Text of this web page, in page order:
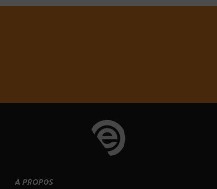
Vous souhaitez un autre produit ou
service ?
A PROPOS